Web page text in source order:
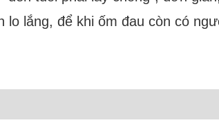
lắng, để khi ốm đau còn có